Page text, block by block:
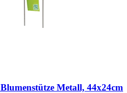
Blumenstütze Metall, 44x24cm